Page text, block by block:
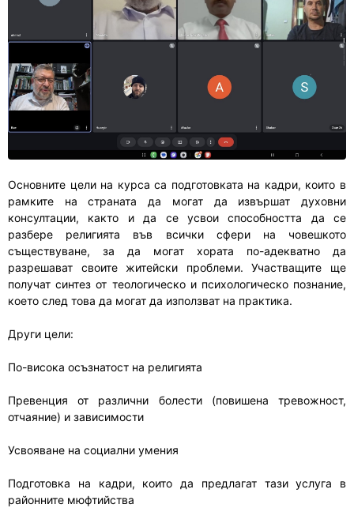
Основните цели на курса са подготовката на кадри, които в
рамките на страната да могат да извършат духовни
консултации, както и да се усвои способността да се
разбере религията във всички сфери на човешкото
съществуване, за да могат хората по-адекватно да
разрешават своите житейски проблеми. Участващите ще
получат синтез от теологическо и психологическо познание,
което след това да могат да използват на практика.
Други цели:
По-висока осъзнатост на религията
Превенция от различни болести (повишена тревожност,
отчаяние) и зависимости
Усвояване на социални умения
Подготовка на кадри, които да предлагат тази услуга в
районните мюфтийства